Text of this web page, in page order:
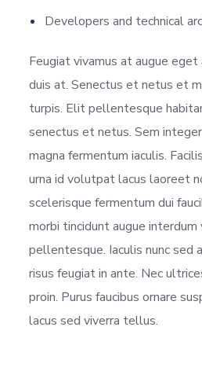
Developers and technical
Feugiat vivamus at augue eget
duis at. Senectus et netus et
turpis. Elit pellentesque
senectus et netus. Sem
magna fermentum iaculis.
urna id volutpat lacus laoreet
scelerisque fermentum dui
morbi tincidunt augue
pellentesque. Iaculis nunc sed
risus feugiat in ante. Nec
proin. Purus faucibus ornare
lacus sed viverra tellus.